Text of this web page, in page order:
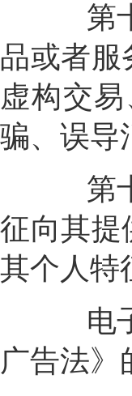
第
品或者服
虚构交
骗、误导
第
征向其提
其个人特
电子
广告法》